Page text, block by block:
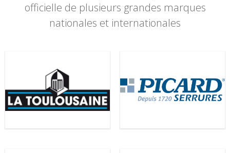
officielle de plusieurs grandes marques
nationales et internationales